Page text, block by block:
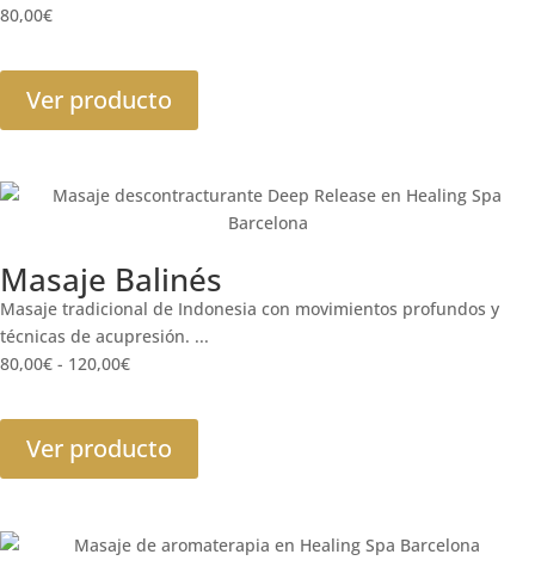
80,00€
Ver producto
Masaje Balinés
Masaje tradicional de Indonesia con movimientos profundos y
técnicas de acupresión. ...
80,00€ - 120,00€
Ver producto